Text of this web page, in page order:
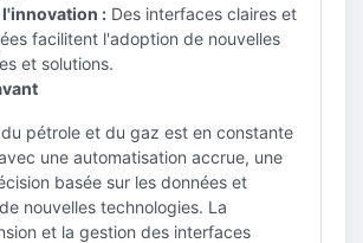
l'innovation : Des interfaces claires et
facilitent l'adoption de nouvelles
et solutions.
pétrole et du gaz est en constante
une automatisation accrue, une
basée sur les données et
nouvelles technologies. La
et la gestion des interfaces